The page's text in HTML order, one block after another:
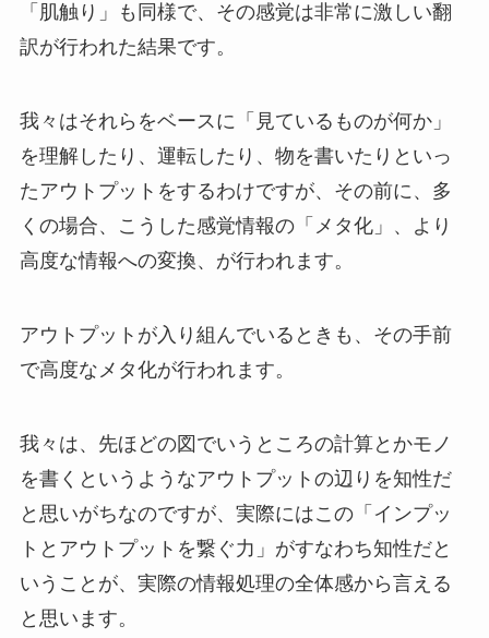
「肌触り」も同様で、その感覚は非常に激しい翻
訳が行われた結果です。
我々はそれらをベースに「見ているものが何か」
を理解したり、運転したり、物を書いたりといっ
たアウトプットをするわけですが、その前に、多
くの場合、こうした感覚情報の「メタ化」、より
高度な情報への変換、が行われます。
アウトプットが入り組んでいるときも、その手前
で高度なメタ化が行われます。
我々は、先ほどの図でいうところの計算とかモノ
を書くというようなアウトプットの辺りを知性だ
と思いがちなのですが、実際にはこの「インプッ
トとアウトプットを繋ぐ力」がすなわち知性だと
いうことが、実際の情報処理の全体感から言える
と思います。